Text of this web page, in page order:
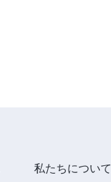
私たちについて